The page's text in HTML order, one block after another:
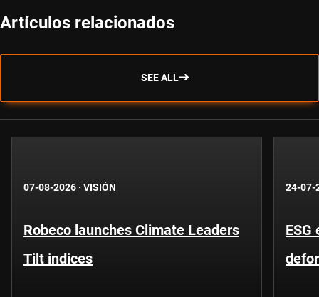
Artículos relacionados
SEE ALL
07-08-2026 · VISIÓN
Robeco launches Climate Leaders
Tilt indices
24-07-